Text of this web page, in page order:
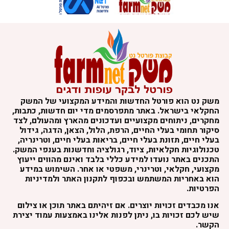
משק נט הוא פורטל החדשות והמידע המקצועי של המשק
החקלאי בישראל. באתר מתפרסמים מדי יום חדשות, כתבות,
מחקרים, ניתוחים מקצועיים ועדכונים מהארץ ומהעולם, לצד
סיקור תחומי בעלי החיים, הרפת, הלול, הצאן, הדגה, גידול
בעלי חיים, תזונת בעלי חיים, בריאות בעלי חיים, וטרינריה,
טכנולוגיות חקלאיות, ציוד, רגולציה וחדשנות בענפי המשק.
התכנים באתר נועדו למידע כללי בלבד ואינם מהווים ייעוץ
מקצועי, חקלאי, וטרינרי, משפטי או אחר. השימוש במידע
הוא באחריות המשתמש ובכפוף לתקנון האתר ולמדיניות
הפרטיות.
אנו מכבדים זכויות יוצרים. אם זיהיתם באתר תוכן או צילום
שיש לכם זכויות בו, ניתן לפנות אלינו באמצעות עמוד יצירת
הקשר.